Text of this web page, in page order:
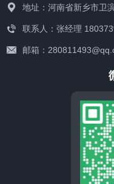
地址：河南省新乡市卫
联系人：张经理
邮箱：